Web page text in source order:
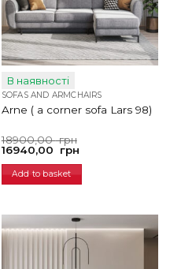
В наявності
SOFAS AND ARMCHAIRS
Arne ( a corner sofa Lars 98)
18900,00грн
Original
price
18900,00
грн.
16940,00 грн
Current
price
16940,00
грн.
Add to basket